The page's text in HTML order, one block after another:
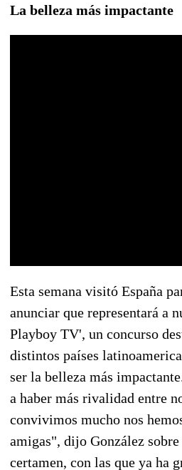
La belleza más impactante
Esta semana visitó España
anunciar que representará a
Playboy TV', un concurso
distintos países
ser la belleza más
a haber más rivalidad entre
convivimos mucho nos
amigas", dijo González
certamen, con las que ya ha